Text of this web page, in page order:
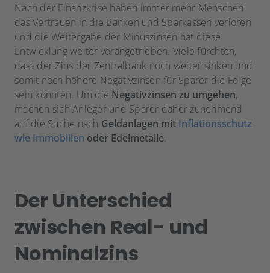
Nach der Finanzkrise haben immer mehr Menschen
das Vertrauen in die Banken und Sparkassen verloren
und die Weitergabe der Minuszinsen hat diese
Entwicklung weiter vorangetrieben. Viele fürchten,
dass der Zins der Zentralbank noch weiter sinken und
somit noch höhere Negativzinsen für Sparer die Folge
sein könnten. Um die Negativzinsen zu umgehen,
machen sich Anleger und Sparer daher zunehmend
auf die Suche nach Geldanlagen mit Inflationsschutz
wie Immobilien oder Edelmetalle.
Der Unterschied
zwischen Real- und
Nominalzins